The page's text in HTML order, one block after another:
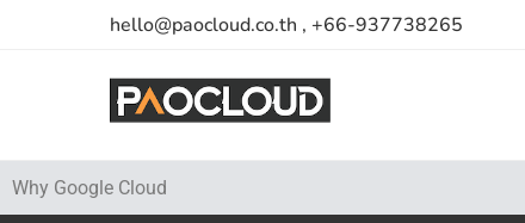
hello@paocloud.co.th , +66-937738265
Why Google Cloud